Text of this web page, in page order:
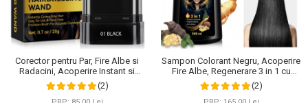
Scrub / Balsam de buze
Netestate pe Animale
Corector pentru Par, Fire Albe si
Radacini, Acoperire Instant si
Rezistenta la Transfer, 20 g
(2)
Sampon Colorant Negru, Acoperire
Fire Albe, Regenerare 3 in 1 cu
Ghimbir, 500 ml
(2)